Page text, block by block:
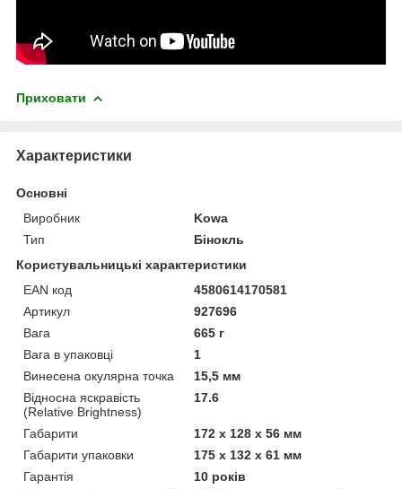
Приховати
Характеристики
Основні
Виробник
Kowa
Тип
Бінокль
Користувальницькі характеристики
EAN код
4580614170581
Артикул
927696
Вага
665 г
Вага в упаковці
1
Винесена окулярна точка
15,5 мм
Відносна яскравість
(Relative Brightness)
17.6
Габарити
172 х 128 x 56 мм
Габарити упаковки
175 х 132 x 61 мм
Гарантія
10 років